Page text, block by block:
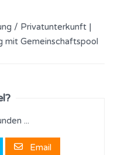
/ Privatunterkunft |
mit Gemeinschaftspool
...
Email